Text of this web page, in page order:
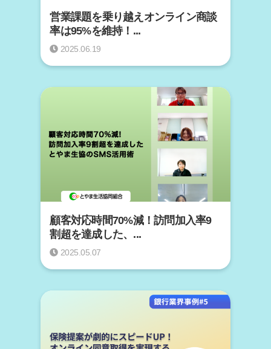
営業課題を乗り越えオンライン商談
率は95%を維持！...
2025.06.19
顧客対応時間70%減！訪問加入率9
割超を達成した、...
2025.05.07